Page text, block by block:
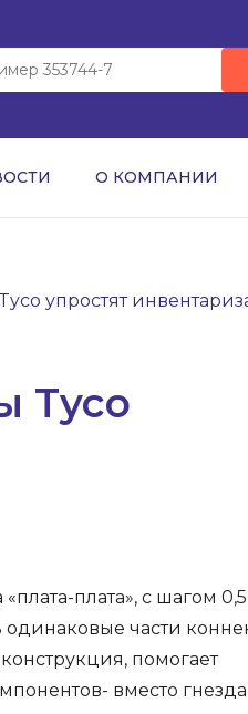
О КОМПАНИИ
упростят
Tyco
плата», с шагом
части
помогает
вместо